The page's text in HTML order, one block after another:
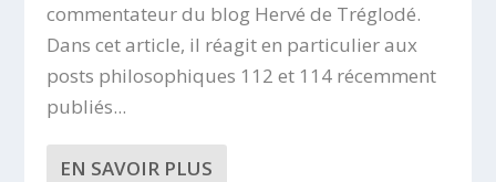
commentateur du blog Hervé de Tréglodé.
Dans cet article, il réagit en particulier aux
posts philosophiques 112 et 114 récemment
publiés...
EN SAVOIR PLUS